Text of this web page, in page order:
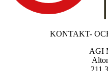
KONTAKT-
AGI